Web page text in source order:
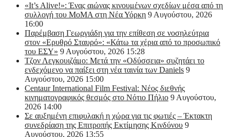
«It’s Alive!»: Ένας αιώνας κινουμένων σχεδίων μέσα από τη
συλλογή του MoMA στη Νέα Υόρκη 9 Αυγούστου, 2026
16:00
Παρέμβαση Γεωργιάδη για την επίθεση σε νοσηλεύτρια
στον «Ερυθρό Σταυρό»: «Κάτω τα χέρια από το προσωπικό
του ΕΣΥ» 9 Αυγούστου, 2026 15:28
Τζον Λεγκουιζάμο: Μετά την «Οδύσσεια» συζητάει το
ενδεχόμενο να παίξει στη νέα ταινία των Daniels 9
Αυγούστου, 2026 15:00
Centaur International Film Festival: Νέος διεθνής
κινηματογραφικός θεσμός στο Νότιο Πήλιο 9 Αυγούστου,
2026 14:00
Σε αυξημένη επιφυλακή η χώρα για τις φωτιές – Έκτακτη
συνεδρίαση της Επιτροπής Εκτίμησης Κινδύνου 9
Αυγούστου, 2026 13:55